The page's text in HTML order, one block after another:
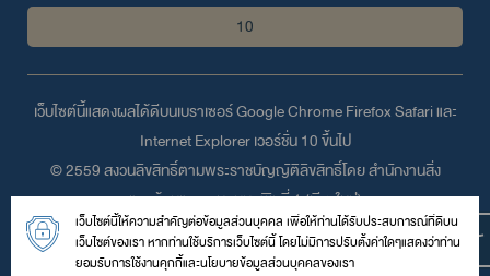
10
เว็บไซต์นี้แสดงผลได้ดีบนเบราเซอร์Google ChromeFirefoxSafariและ
Internet Explorerเวอร์ชั่น 10 ขึ้นไป
© 2559 สงวนลิขสิทธิ์ตามพระราชบัญญัติลิขสิทธิ์โดย สำนักงานสิ่ง
แวดล้อมและควบคุมมลพิษที่ 1 (เชียงใหม่่)
118/4 หมู่ที่ 2 ถนนอนุสาวรีย์สิงห์ ตำบลช้างเผือก อำเภอเมืองเชียงใหม่
จังหวัดเชียงใหม่ 50300
เว็บไซต์นี้ให้ความสำคัญต่อข้อมูลส่วนบุคคล เพื่อให้ท่านได้รับประสบการณ์ที่ดีบน
เว็บไซต์ของเรา หากท่านใช้บริการเว็บไซต์นี้ โดยไม่มีการปรับตั้งค่าใดๆแสดงว่าท่าน
ยอมรับการใช้งานคุกกี้และนโยบายข้อมูลส่วนบุคคลของเรา